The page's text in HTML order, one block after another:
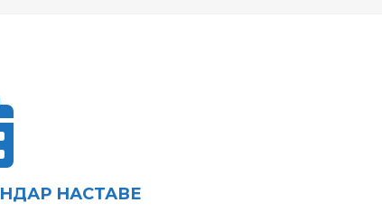
НАСТАВЕ